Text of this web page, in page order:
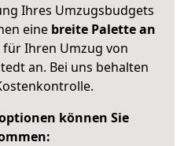
Ihres Umzugsbudgets
eine breite Palette an
für Ihren Umzug von
an. Bei uns behalten
können Sie